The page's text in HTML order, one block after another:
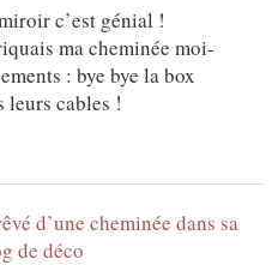
c’est génial !
ma cheminée moi-
: bye bye la box
leurs cables !
d’une cheminée dans sa
de déco